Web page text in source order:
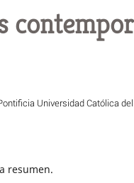
Universidad Católica
resumen.